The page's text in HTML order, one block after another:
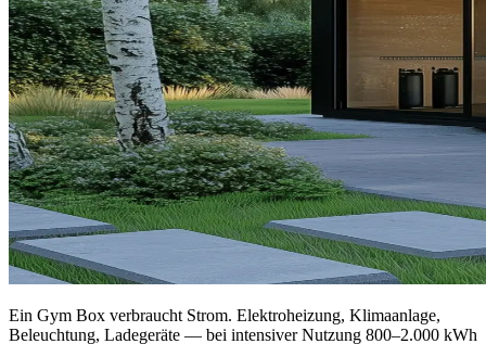
Ein Gym Box verbraucht Strom. Elektroheizung, Klimaanlage,
Beleuchtung, Ladegeräte — bei intensiver Nutzung 800–2.000 kWh